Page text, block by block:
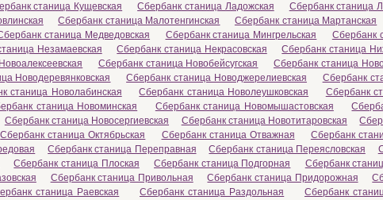
станица Кущевская Сбербанк станица Ладожская Сбербанк станица
Сбербанк станица Малотенгинская Сбербанк станица Мартанская
станица Медведовская Сбербанк станица Мингрельская Сбербанк
Незамаевская Сбербанк станица Некрасовская Сбербанк станица
Сбербанк станица Новобейсугская Сбербанк станица
Новодеревянковская Сбербанк станица Новоджерелиевская Сбербанк
станица Новолабинская Сбербанк станица Новолеушковская Сбербанк
станица Новоминская Сбербанк станица Новомышастовская
Сбербанк станица Новосергиевская Сбербанк станица Новотитаровская
Сбербанк станица Октябрьская Сбербанк станица Отважная Сбербанк
Сбербанк станица Переправная Сбербанк станица Переясловская
Сбербанк станица Плоская Сбербанк станица Подгорная Сбербанк
Сбербанк станица Привольная Сбербанк станица Придорожная
станица Раевская Сбербанк станица Раздольная Сбербанк